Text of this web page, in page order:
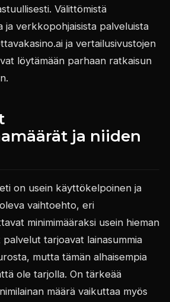
Välittömistä
ja verkkopohjaisista palveluista
ja vertailusivustojen
löytämään parhaan ratkaisun
ja niiden
on usein käyttökelpoinen ja
vaihtoehto, eri
minimimääraksi usein hieman
tarjoavat lainasummia
mutta tämän alhaisempia
ole tarjolla. On tärkeää
määrä vaikuttaa myös